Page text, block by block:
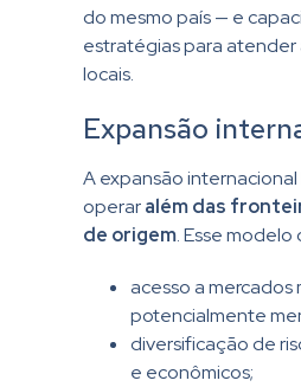
do mesmo país — e
estratégias para atender
locais.
Expansão
A expansão internacional
operaralém das
de origem. Esse modelo
acesso a mercados
potencialmente
diversificação de
e econômicos;